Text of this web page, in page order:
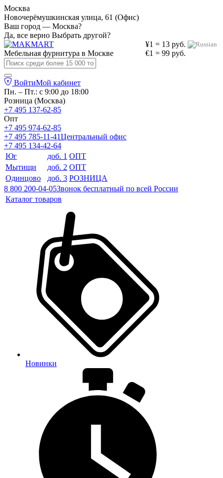
Москва
Новочерёмушкинская улица, 61 (Офис)
Ваш город — Москва?
Да, все верно Выбрать другой?
¥1 = 13 руб.
€1 = 99 руб.
Мебельная фурнитура в Москве
ВойтиМой кабинет
Пн. – Пт.: с 9:00 до 18:00
Розница (Москва)
+7 495 137-62-85
Опт
+7 495 974-62-85
+7 495 785-11-41Центральный офис
+7 495 134-42-64
Юг
доб. 1 ОПТ
Мытищи
доб. 2 ОПТ
Одинцово
доб. 3 РОЗНИЦА
8 800 200-04-05Звонок бесплатный по всей России
Каталог товаров
Новинки